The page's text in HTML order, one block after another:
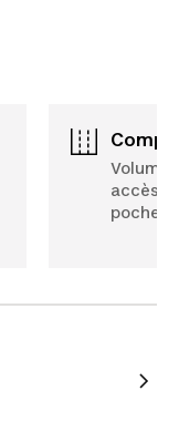
Volume
accès
poches.